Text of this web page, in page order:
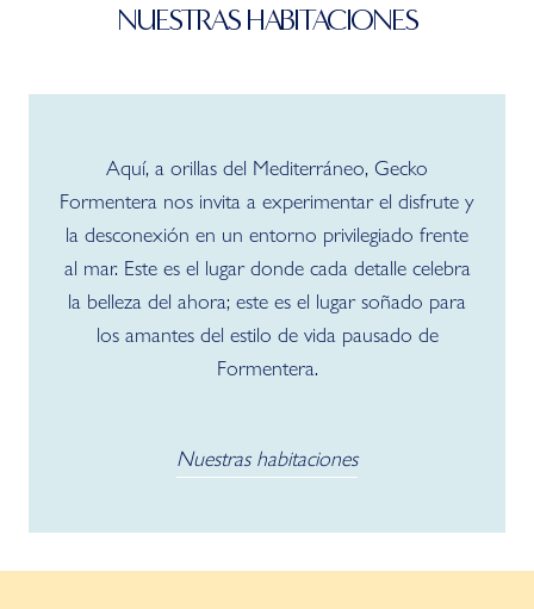
NUESTRAS HABITACIONES
Aquí, a orillas del Mediterráneo, Gecko
Formentera nos invita a experimentar el disfrute y
la desconexión en un entorno privilegiado frente
al mar. Este es el lugar donde cada detalle celebra
la belleza del ahora; este es el lugar soñado para
los amantes del estilo de vida pausado de
Formentera.
Nuestras habitaciones